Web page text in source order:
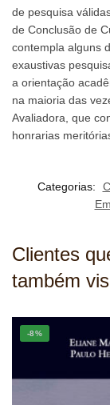
de pesquisa
de Conclusão de
contempla alguns
exaustivas
a orientação
na maioria das
Avaliadora, que
honrarias
Categorias:
Clientes
também
-8%